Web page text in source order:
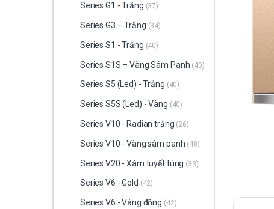
Series G1 - Trắng (37)
Series G3 – Trắng (34)
Series S1 - Trắng (40)
Series S1S – Vàng Sâm Panh (40)
Series S5 (Led) - Trắng (40)
Series S5S (Led) - Vàng (40)
Series V10 - Radian trắng (26)
Series V10 - Vàng sâm panh (40)
Series V20 - Xám tuyết tùng (33)
Series V6 - Gold (42)
Series V6 - Vàng đồng (42)